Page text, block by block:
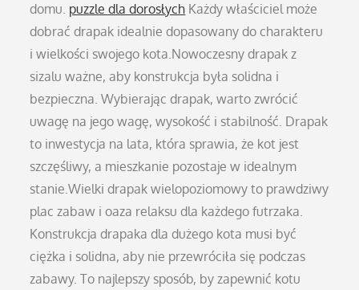
domu. puzzle dla dorosłych Każdy właściciel może
dobrać drapak idealnie dopasowany do charakteru
i wielkości swojego kota.Nowoczesny drapak z
sizalu ważne, aby konstrukcja była solidna i
bezpieczna. Wybierając drapak, warto zwrócić
uwagę na jego wagę, wysokość i stabilność. Drapak
to inwestycja na lata, która sprawia, że kot jest
szczęśliwy, a mieszkanie pozostaje w idealnym
stanie.Wielki drapak wielopoziomowy to prawdziwy
plac zabaw i oaza relaksu dla każdego futrzaka.
Konstrukcja drapaka dla dużego kota musi być
ciężka i solidna, aby nie przewróciła się podczas
zabawy. To najlepszy sposób, by zapewnić kotu